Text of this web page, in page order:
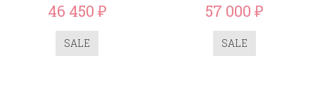
46 450 ₽
SALE
57 000 ₽
SALE